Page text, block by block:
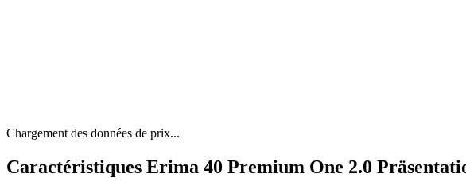
Chargement des données de prix...
Caractéristiques Erima 40 Premium One 2.0